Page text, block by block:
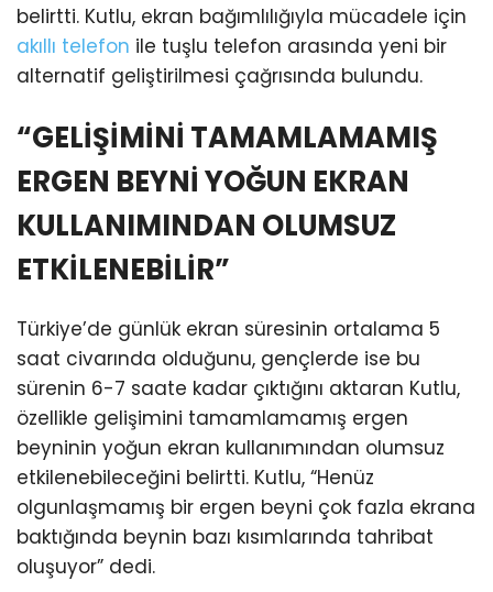
belirtti. Kutlu, ekran bağımlılığıyla mücadele için
akıllı telefon ile tuşlu telefon arasında yeni bir
alternatif geliştirilmesi çağrısında bulundu.
“GELİŞİMİNİ TAMAMLAMAMIŞ
ERGEN BEYNİ YOĞUN EKRAN
KULLANIMINDAN OLUMSUZ
ETKİLENEBİLİR”
Türkiye’de günlük ekran süresinin ortalama 5
saat civarında olduğunu, gençlerde ise bu
sürenin 6-7 saate kadar çıktığını aktaran Kutlu,
özellikle gelişimini tamamlamamış ergen
beyninin yoğun ekran kullanımından olumsuz
etkilenebileceğini belirtti. Kutlu, “Henüz
olgunlaşmamış bir ergen beyni çok fazla ekrana
baktığında beynin bazı kısımlarında tahribat
oluşuyor” dedi.